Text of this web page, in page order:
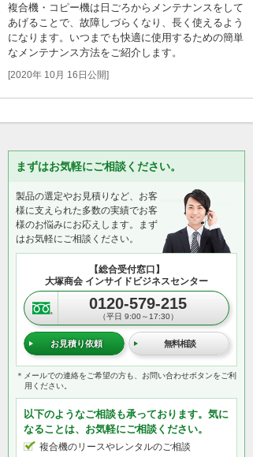
複合機・コピー機は日ごろからメンテナンスをして
あげることで、故障しづらくなり、長く使えるよう
になります。いつまでも快適に使用するための簡単
なメンテナンス方法をご紹介します。
[2020年 10月 16日公開]
まずはお気軽にご相談ください。
製品の選定やお見積りなど、お客
様に支えられた多数の実績でお客
様のお悩みにお応えします。まず
はお気軽にご相談ください。
【総合受付窓口】
大塚商会 インサイドビジネスセンター
0120-579-215
（平日 9:00～17:30）
お見積り依頼 無料相談
＊メールでの連絡をご希望の方も、お問い合わせボタンをご利
用ください。
以下のようなご相談も承っております。気に
なることは、お気軽にご相談ください。
複合機のリースやレンタルのご相談